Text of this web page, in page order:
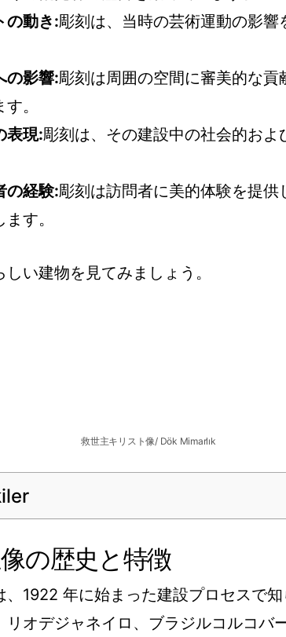
の動き:彫刻は、当時の芸術運動の影
の影響:彫刻は周囲の空間に審美的な
。
表現:彫刻は、その建設中の社会的お
の経験:彫刻は訪問者に美的体験を提
す。
しい建物を見てみましょう。
救世主キリスト像/ Dök Mimarlık
の歴史と特徴
、1922 年に始まった建設プロセスで
リオデジャネイロ、ブラジルコルコバ